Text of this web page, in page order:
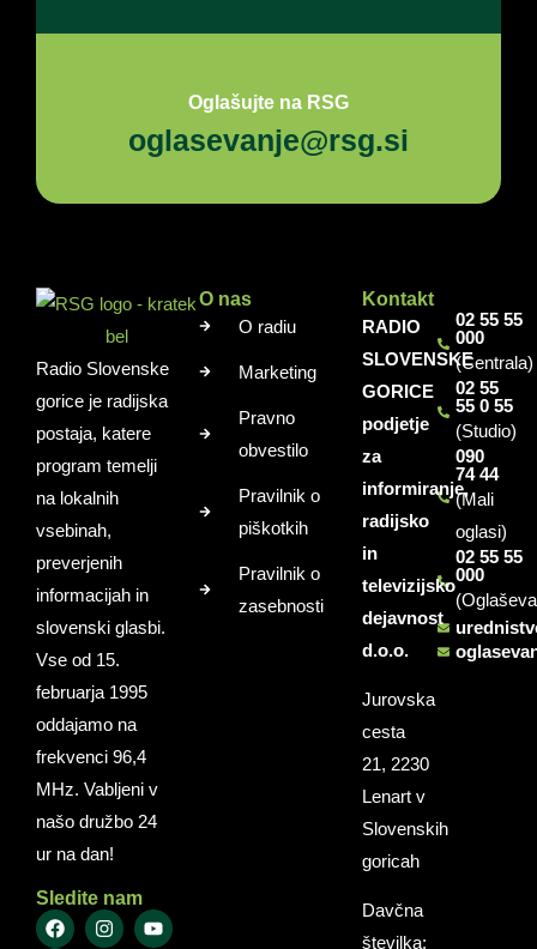
Oglašujte na RSG
oglasevanje@rsg.si
Radio Slovenske
gorice je radijska
postaja, katere
program temelji
na lokalnih
vsebinah,
preverjenih
informacijah in
slovenski glasbi.
Vse od 15.
februarja 1995
oddajamo na
frekvenci 96,4
MHz. Vabljeni v
našo družbo 24
ur na dan!
Sledite nam
O nas
O radiu
Marketing
Pravno
obvestilo
Pravilnik o
piškotkih
Pravilnik o
zasebnosti
Kontakt
RADIO
SLOVENSKE
GORICE
podjetje
za
informiranje,
radijsko
in
televizijsko
dejavnost
d.o.o.
Jurovska
cesta
21, 2230
Lenart v
Slovenskih
goricah
Davčna
številka:
02 55 55
000
(Centrala)
02 55
55 0 55
(Studio)
090
74 44
(Mali
oglasi)
02 55 55
000